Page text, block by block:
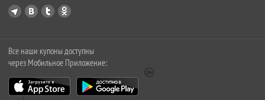
Все наши купоны доступны
через Мобильное Приложение: